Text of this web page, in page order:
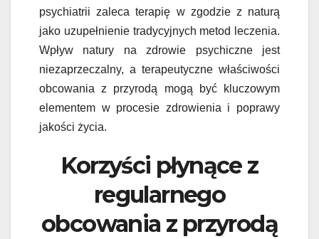
psychiatrii zaleca terapię w zgodzie z naturą
jako uzupełnienie tradycyjnych metod leczenia.
Wpływ natury na zdrowie psychiczne jest
niezaprzeczalny, a terapeutyczne właściwości
obcowania z przyrodą mogą być kluczowym
elementem w procesie zdrowienia i poprawy
jakości życia.
Korzyści płynące z
regularnego
obcowania z przyrodą